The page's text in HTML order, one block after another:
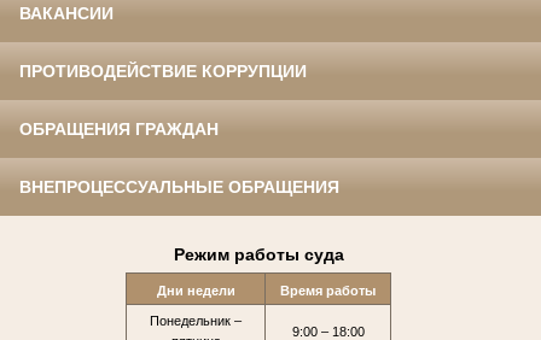
ВАКАНСИИ
ПРОТИВОДЕЙСТВИЕ КОРРУПЦИИ
ОБРАЩЕНИЯ ГРАЖДАН
ВНЕПРОЦЕССУАЛЬНЫЕ ОБРАЩЕНИЯ
Режим работы суда
Дни недели Время работы
Понедельник –
9:00 – 18:00